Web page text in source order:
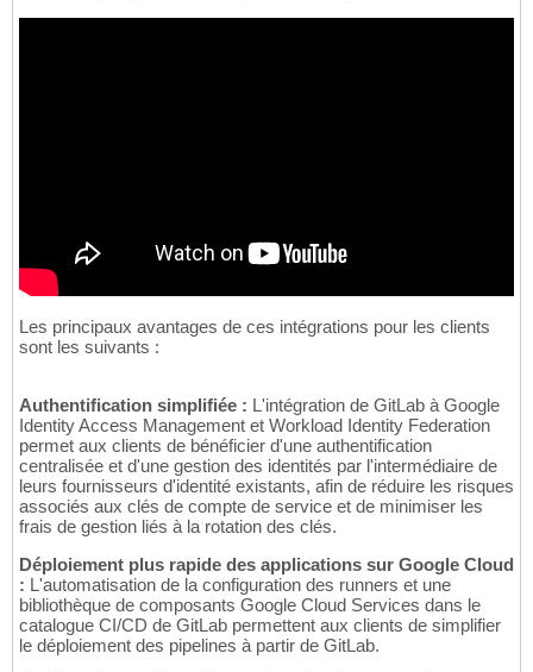
Les principaux avantages de ces intégrations pour les clients
sont les suivants :
Authentification simplifiée : L'intégration de GitLab à Google
Identity Access Management et Workload Identity Federation
permet aux clients de bénéficier d'une authentification
centralisée et d'une gestion des identités par l'intermédiaire de
leurs fournisseurs d'identité existants, afin de réduire les risques
associés aux clés de compte de service et de minimiser les
frais de gestion liés à la rotation des clés.
Déploiement plus rapide des applications sur Google Cloud
: L'automatisation de la configuration des runners et une
bibliothèque de composants Google Cloud Services dans le
catalogue CI/CD de GitLab permettent aux clients de simplifier
le déploiement des pipelines à partir de GitLab.